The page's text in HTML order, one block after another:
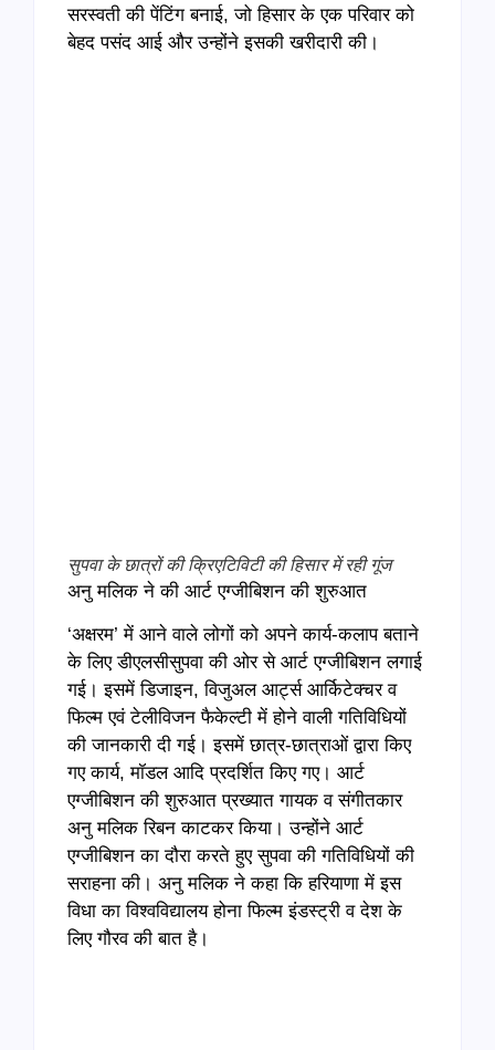
सरस्वती की पेंटिंग बनाई, जो हिसार के एक परिवार को
बेहद पसंद आई और उन्होंने इसकी खरीदारी की।
सुपवा के छात्रों की क्रिएटिविटी की हिसार में रही गूंज
अनु मलिक ने की आर्ट एग्जीबिशन की शुरुआत
‘अक्षरम’ में आने वाले लोगों को अपने कार्य-कलाप बताने
के लिए डीएलसीसुपवा की ओर से आर्ट एग्जीबिशन लगाई
गई। इसमें डिजाइन, विजुअल आर्ट्स आर्किटेक्चर व
फिल्म एवं टेलीविजन फैकेल्टी में होने वाली गतिविधियों
की जानकारी दी गई। इसमें छात्र-छात्राओं द्वारा किए
गए कार्य, मॉडल आदि प्रदर्शित किए गए। आर्ट
एग्जीबिशन की शुरुआत प्रख्यात गायक व संगीतकार
अनु मलिक रिबन काटकर किया। उन्होंने आर्ट
एग्जीबिशन का दौरा करते हुए सुपवा की गतिविधियों की
सराहना की। अनु मलिक ने कहा कि हरियाणा में इस
विधा का विश्वविद्यालय होना फिल्म इंडस्ट्री व देश के
लिए गौरव की बात है।